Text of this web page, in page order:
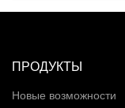
ПРОДУКТЫ
Новые возможности